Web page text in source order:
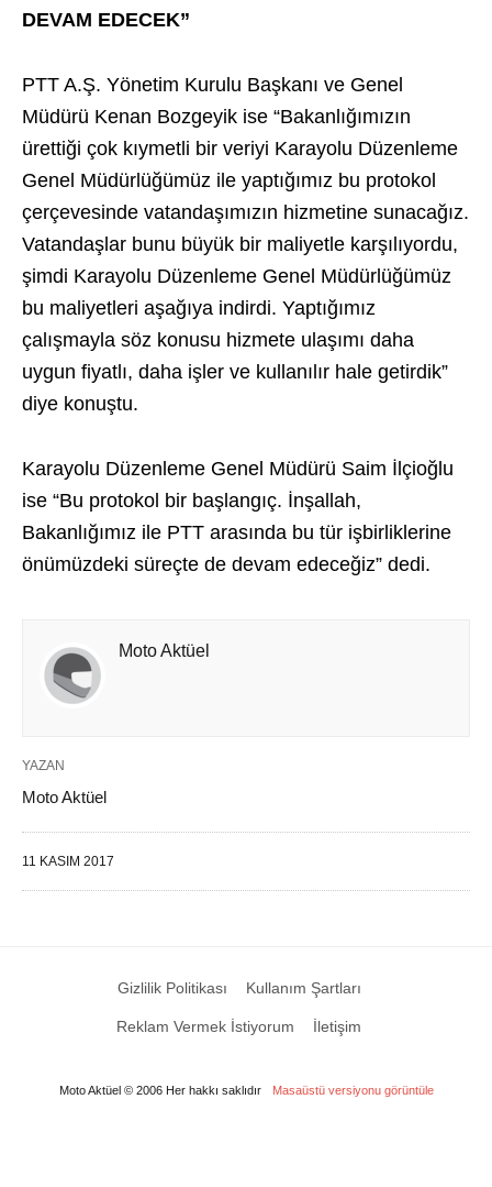
DEVAM EDECEK”
PTT A.Ş. Yönetim Kurulu Başkanı ve Genel
Müdürü Kenan Bozgeyik ise “Bakanlığımızın
ürettiği çok kıymetli bir veriyi Karayolu Düzenleme
Genel Müdürlüğümüz ile yaptığımız bu protokol
çerçevesinde vatandaşımızın hizmetine sunacağız.
Vatandaşlar bunu büyük bir maliyetle karşılıyordu,
şimdi Karayolu Düzenleme Genel Müdürlüğümüz
bu maliyetleri aşağıya indirdi. Yaptığımız
çalışmayla söz konusu hizmete ulaşımı daha
uygun fiyatlı, daha işler ve kullanılır hale getirdik”
diye konuştu.
Karayolu Düzenleme Genel Müdürü Saim İlçioğlu
ise “Bu protokol bir başlangıç. İnşallah,
Bakanlığımız ile PTT arasında bu tür işbirliklerine
önümüzdeki süreçte de devam edeceğiz” dedi.
Moto Aktüel
YAZAN
Moto Aktüel
11 KASIM 2017
Gizlilik Politikası Kullanım Şartları
Reklam Vermek İstiyorum İletişim
Moto Aktüel © 2006 Her hakkı saklıdır Masaüstü versiyonu görüntüle